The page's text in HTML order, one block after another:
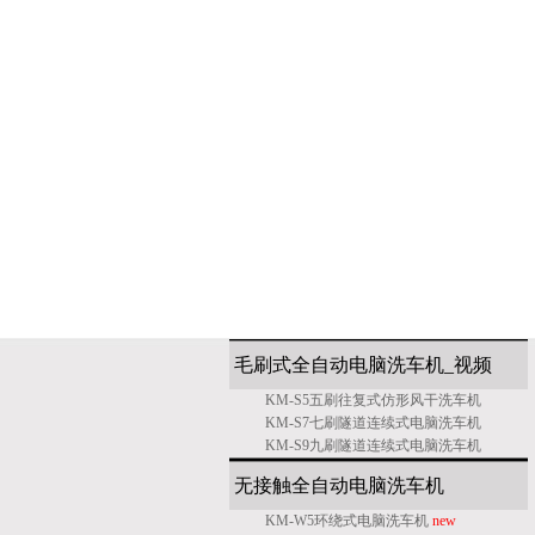
毛刷式全自动电脑洗车机_ 视频
KM-S5五刷往复式仿形风干洗车机
KM-S7七刷隧道连续式电脑洗车机
KM-S9九刷隧道连续式电脑洗车机
无接触全自动电脑洗车机
KM-W5环绕式电脑洗车机 new